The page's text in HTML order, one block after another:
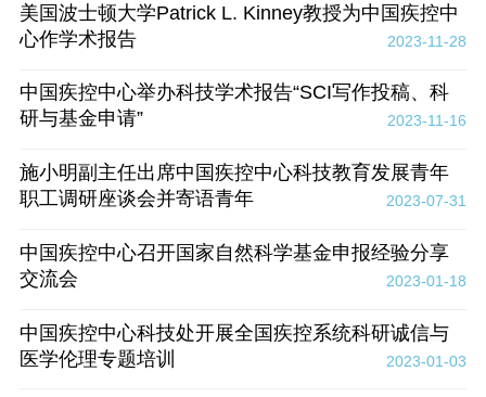
美国波士顿大学Patrick L. Kinney教授为中国疾控中
心作学术报告
2023-11-28
中国疾控中心举办科技学术报告“SCI写作投稿、科
研与基金申请”
2023-11-16
施小明副主任出席中国疾控中心科技教育发展青年
职工调研座谈会并寄语青年
2023-07-31
中国疾控中心召开国家自然科学基金申报经验分享
交流会
2023-01-18
中国疾控中心科技处开展全国疾控系统科研诚信与
医学伦理专题培训
2023-01-03